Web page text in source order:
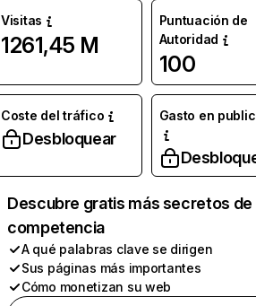
Visitas
1261,45 M
Puntuación de
Autoridad
100
Coste del tráfico
Desbloquear
Gasto en
Descubre gratis más secretos de
competencia
A qué palabras clave se dirigen
Sus páginas más importantes
Cómo monetizan su web